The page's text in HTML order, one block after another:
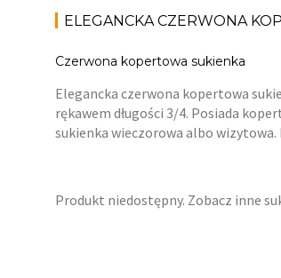
ELEGANCKA CZERWONA
Czerwona kopertowa sukienka
Elegancka czerwona kopertowa
rękawem długości 3/4. Posiada
sukienka wieczorowa albo
Produkt niedostępny. Zobacz inne